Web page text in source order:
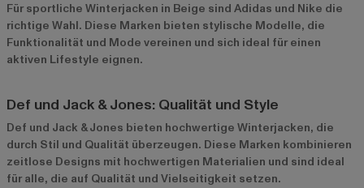
Für sportliche Winterjacken in Beige sind Adidas und Nike die
richtige Wahl. Diese Marken bieten stylische Modelle, die
Funktionalität und Mode vereinen und sich ideal für einen
aktiven Lifestyle eignen.
Def und Jack & Jones: Qualität und Style
Def und Jack & Jones bieten hochwertige Winterjacken, die
durch Stil und Qualität überzeugen. Diese Marken kombinieren
zeitlose Designs mit hochwertigen Materialien und sind ideal
für alle, die auf Qualität und Vielseitigkeit setzen.